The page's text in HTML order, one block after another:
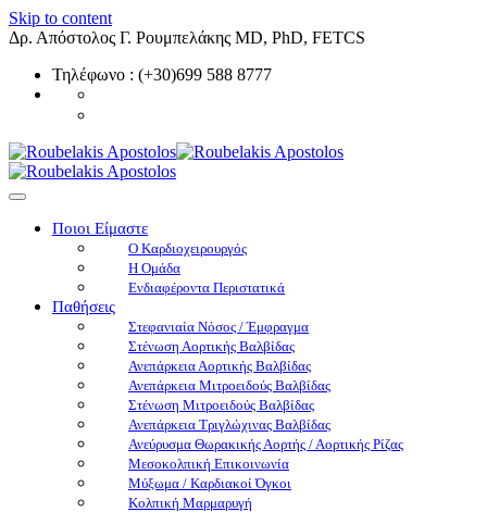
Skip to content
Δρ. Απόστολος Γ. Ρουμπελάκης MD, PhD, FETCS
Τηλέφωνο : (+30)699 588 8777
Ποιοι Είμαστε
O Καρδιοχειρουργός
Η Ομάδα
Ενδιαφέροντα Περιστατικά
Παθήσεις
Στεφανιαία Νόσος / Έμφραγμα
Στένωση Αορτικής Βαλβίδας
Ανεπάρκεια Αορτικής Βαλβίδας
Ανεπάρκεια Μιτροειδούς Βαλβίδας
Στένωση Μιτροειδούς Βαλβίδας
Ανεπάρκεια Τριγλώχινας Βαλβίδας
Ανεύρυσμα Θωρακικής Αορτής / Αορτικής Ρίζας
Μεσοκολπική Επικοινωνία
Μύξωμα / Καρδιακοί Όγκοι
Κολπική Μαρμαρυγή